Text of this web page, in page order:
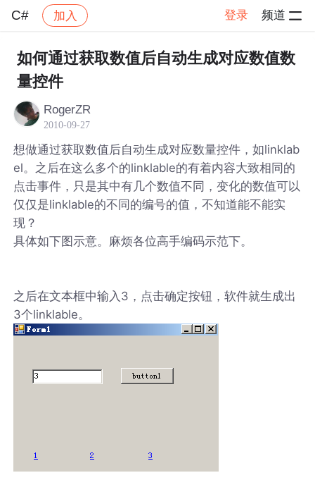
C# 加入 登录 频道
社区 C# 帖子详情
如何通过获取数值后自动生成对应数值数
量控件
RogerZR
2010-09-27
想做通过获取数值后自动生成对应数量控件，如linklab
el。之后在这么多个的linklable的有着内容大致相同的
点击事件，只是其中有几个数值不同，变化的数值可以
仅仅是linklable的不同的编号的值，不知道能不能实
现？
具体如下图示意。麻烦各位高手编码示范下。
之后在文本框中输入3，点击确定按钮，软件就生成出
3个linklable。